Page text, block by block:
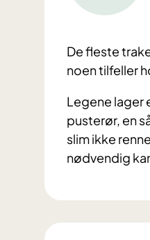
De fleste
noen tilfeller
Legene lager
pusterør, en
slim ikke
nødvendig